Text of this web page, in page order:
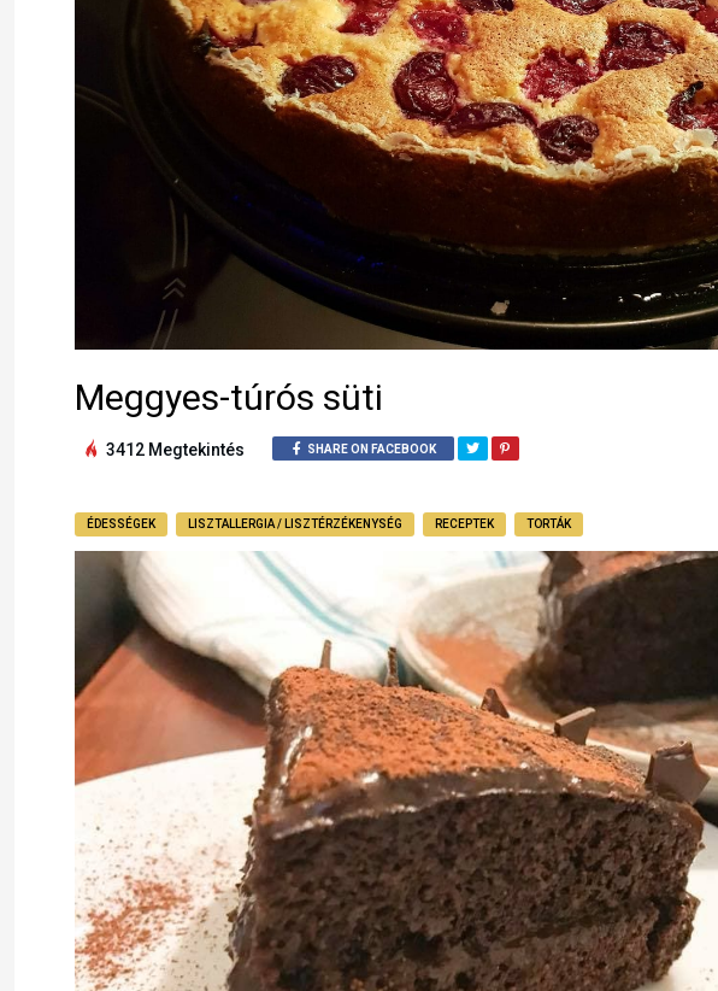
Meggyes-túrós süti
3412 Megtekintés SHARE ON FACEBOOK
ÉDESSÉGEK LISZTALLERGIA / LISZTÉRZÉKENYSÉG RECEPTEK TORTÁK